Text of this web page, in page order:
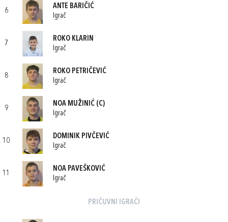
6
ANTE BARIČIĆ
Igrač
7
ROKO KLARIN
Igrač
8
ROKO PETRIČEVIĆ
Igrač
9
NOA MUŽINIĆ (C)
Igrač
10
DOMINIK PIVČEVIĆ
Igrač
11
NOA PAVEŠKOVIĆ
Igrač
PRIČUVNI IGRAČI